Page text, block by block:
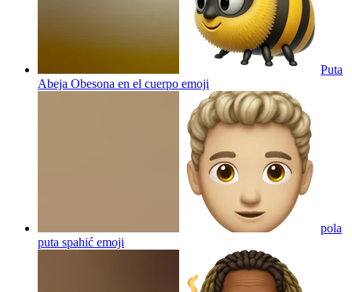
Puta
Abeja Obesona en el cuerpo emoji
pola
puta spahić emoji